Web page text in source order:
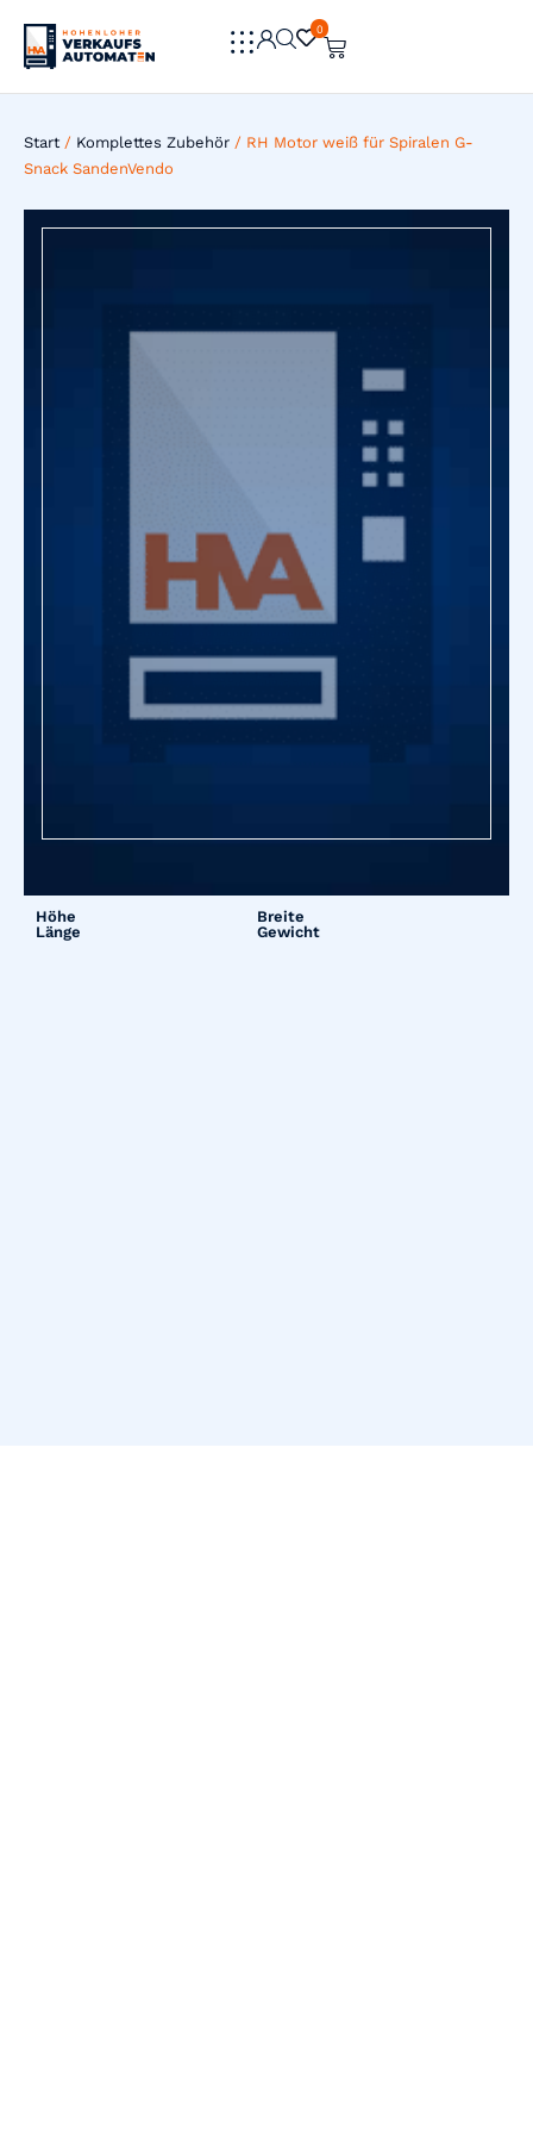
0
0
Start / Komplettes Zubehör / RH Motor weiß für Spiralen G-
Snack SandenVendo
Höhe
Breite
Länge
Gewicht